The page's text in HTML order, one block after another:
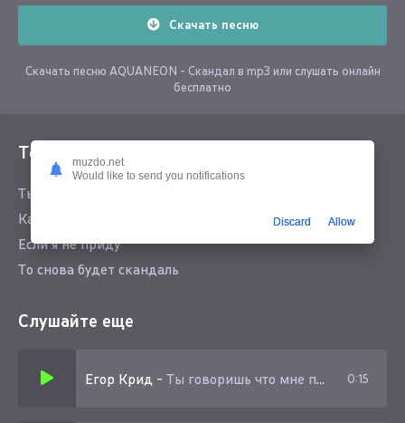
Скачать песню
Скачать песню AQUANEON - Скандал в mp3 или слушать онлайн
бесплатно
Текст песни
Ты ты ты говоришь
Как я тебя достал
Если я не приду
То снова будет скандаль
Слушайте еще
Егор Крид - Ты говоришь что мне проще остыть 0:15
muzdo.net
Would like to send you notifications
Discard Allow